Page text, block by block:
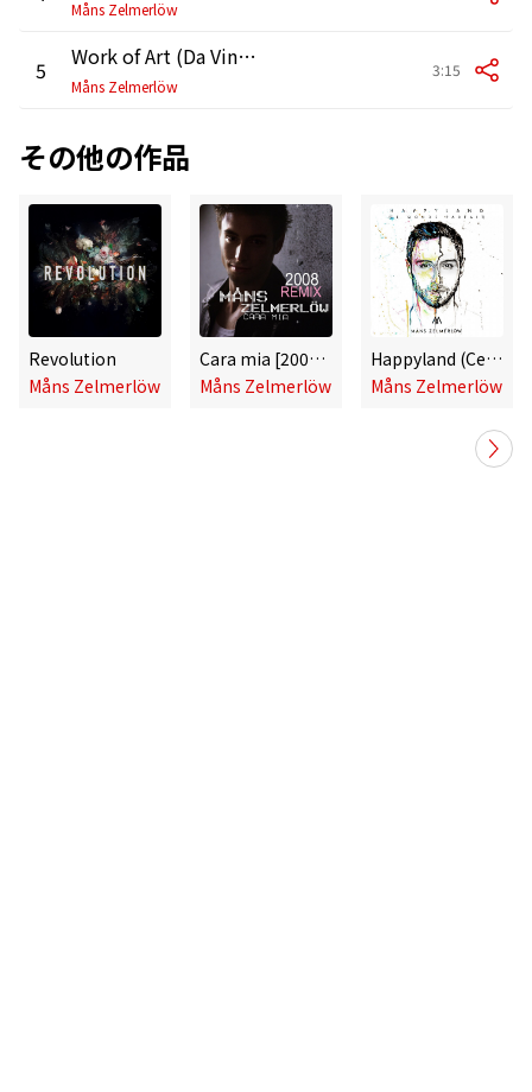
Måns Zelmerlöw
5 Work of Art (Da Vinci) [PJ Harmony Summer Radio Edit]
Måns Zelmerlöw
3:15
その他の作品
Revolution
Måns Zelmerlöw
Cara mia [2008 Remix]
Måns Zelmerlöw
Happyland (Ce monde parfait)
Måns Zelmerlöw